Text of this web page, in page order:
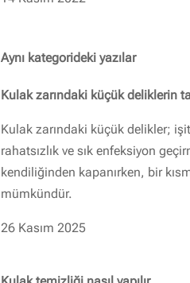
Aynı kategorideki yazılar
Kulak zarındaki küçük deliklerin
Kulak zarındaki küçük delikler;
rahatsızlık ve sık enfeksiyon
kendiliğinden kapanırken, bir
mümkündür.
26 Kasım 2025